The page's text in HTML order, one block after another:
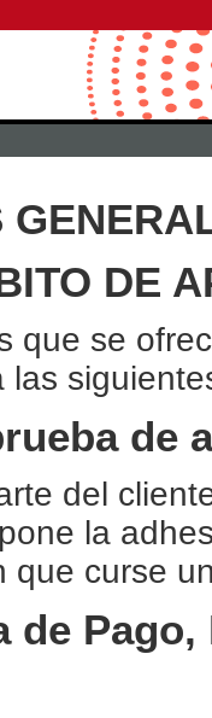
DE
que se
las
de
del
la
que curse
de